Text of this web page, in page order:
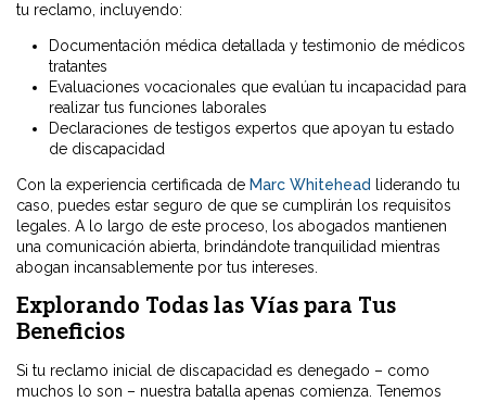
tu reclamo, incluyendo:
Documentación médica detallada y testimonio de médicos
tratantes
Evaluaciones vocacionales que evalúan tu incapacidad para
realizar tus funciones laborales
Declaraciones de testigos expertos que apoyan tu estado
de discapacidad
Con la experiencia certificada de Marc Whitehead liderando tu
caso, puedes estar seguro de que se cumplirán los requisitos
legales. A lo largo de este proceso, los abogados mantienen
una comunicación abierta, brindándote tranquilidad mientras
abogan incansablemente por tus intereses.
Explorando Todas las Vías para Tus
Beneficios
Si tu reclamo inicial de discapacidad es denegado – como
muchos lo son – nuestra batalla apenas comienza. Tenemos